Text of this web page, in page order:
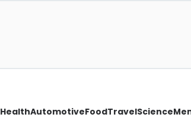
HealthAutomotiveFoodTravelScience